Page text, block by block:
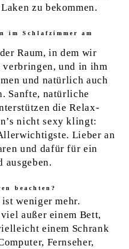
zu bekommen.
im Schlafzimmer am
Raum, in dem wir
und in ihm
und natürlich auch
Sanfte, natür­liche
die Relax-
nicht sexy klingt:
Lieber an
und dafür für ein
ausgeben.
beachten?
weniger mehr.
außer einem Bett,
einem Schrank
Fernseher,